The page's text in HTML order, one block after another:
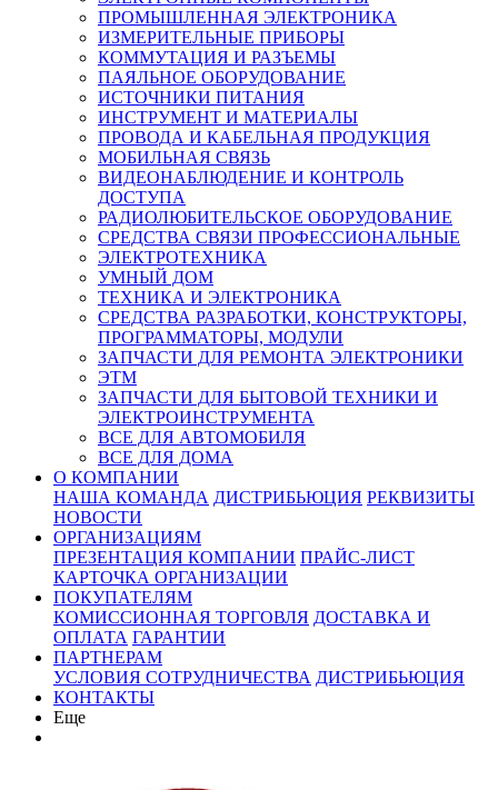
ПРОМЫШЛЕННАЯ ЭЛЕКТРОНИКА
ИЗМЕРИТЕЛЬНЫЕ ПРИБОРЫ
КОММУТАЦИЯ И РАЗЪЕМЫ
ПАЯЛЬНОЕ ОБОРУДОВАНИЕ
ИСТОЧНИКИ ПИТАНИЯ
ИНСТРУМЕНТ И МАТЕРИАЛЫ
ПРОВОДА И КАБЕЛЬНАЯ ПРОДУКЦИЯ
МОБИЛЬНАЯ СВЯЗЬ
ВИДЕОНАБЛЮДЕНИЕ И КОНТРОЛЬ
ДОСТУПА
РАДИОЛЮБИТЕЛЬСКОЕ ОБОРУДОВАНИЕ
СРЕДСТВА СВЯЗИ ПРОФЕССИОНАЛЬНЫЕ
ЭЛЕКТРОТЕХНИКА
УМНЫЙ ДОМ
ТЕХНИКА И ЭЛЕКТРОНИКА
СРЕДСТВА РАЗРАБОТКИ, КОНСТРУКТОРЫ,
ПРОГРАММАТОРЫ, МОДУЛИ
ЗАПЧАСТИ ДЛЯ РЕМОНТА ЭЛЕКТРОНИКИ
ЭТМ
ЗАПЧАСТИ ДЛЯ БЫТОВОЙ ТЕХНИКИ И
ЭЛЕКТРОИНСТРУМЕНТА
ВСЕ ДЛЯ АВТОМОБИЛЯ
ВСЕ ДЛЯ ДОМА
О КОМПАНИИ
НАША КОМАНДА ДИСТРИБЬЮЦИЯ РЕКВИЗИТЫ
НОВОСТИ
ОРГАНИЗАЦИЯМ
ПРЕЗЕНТАЦИЯ КОМПАНИИ ПРАЙС-ЛИСТ
КАРТОЧКА ОРГАНИЗАЦИИ
ПОКУПАТЕЛЯМ
КОМИССИОННАЯ ТОРГОВЛЯ ДОСТАВКА И
ОПЛАТА ГАРАНТИИ
ПАРТНЕРАМ
УСЛОВИЯ СОТРУДНИЧЕСТВА ДИСТРИБЬЮЦИЯ
КОНТАКТЫ
Еще